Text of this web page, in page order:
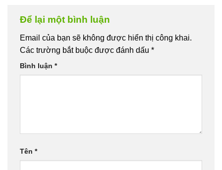
Để lại một bình luận
Email của bạn sẽ không được hiển thị công khai.
Các trường bắt buộc được đánh dấu *
Bình luận *
Tên *